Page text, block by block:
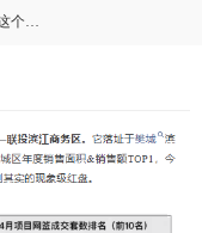
1-4月襄阳哪些楼盘卖的好？这个盘长期霸榜樊城区